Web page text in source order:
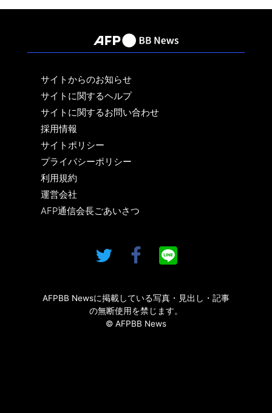
サイトからのお知らせ
サイトに関するヘルプ
サイトに関するお問い合わせ
採用情報
サイトポリシー
プライバシーポリシー
利用規約
運営会社
AFP通信会長ごあいさつ
AFPBB Newsに掲載している写真・見出し・記事
の無断使用を禁じます。
© AFPBB News